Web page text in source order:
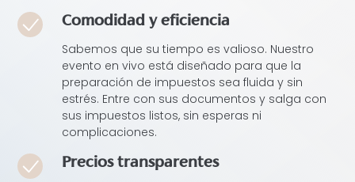
Comodidad y eficiencia
Sabemos que su tiempo es valioso. Nuestro
evento en vivo está diseñado para que la
preparación de impuestos sea fluida y sin
estrés. Entre con sus documentos y salga con
sus impuestos listos, sin esperas ni
complicaciones.
Precios transparentes